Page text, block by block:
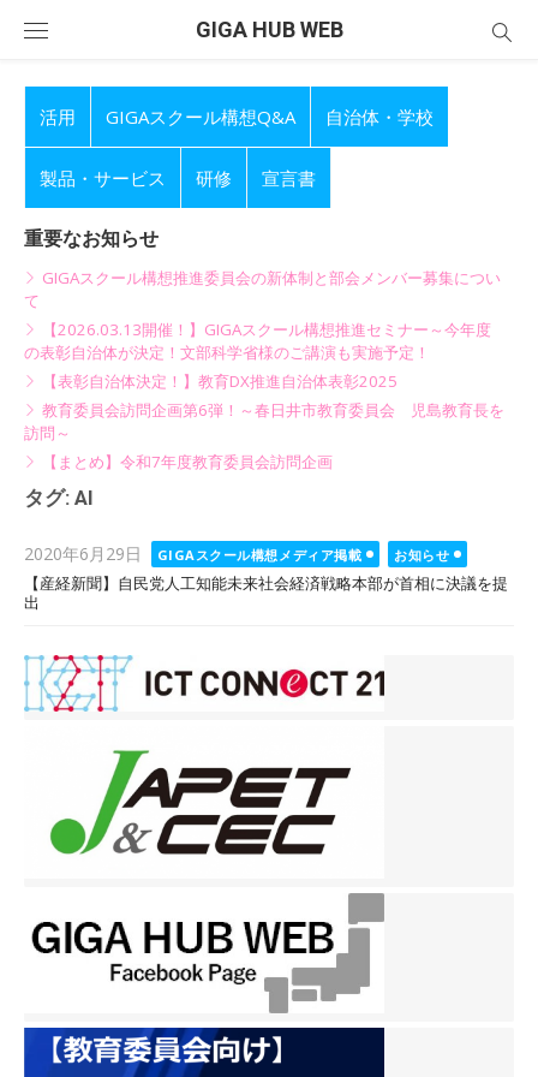
GIGA HUB WEB
活用 GIGAスクール構想Q&A 自治体・学校
製品・サービス 研修 宣言書
重要なお知らせ
GIGAスクール構想推進委員会の新体制と部会メンバー募集につい
て
【2026.03.13開催！】GIGAスクール構想推進セミナー～今年度
の表彰自治体が決定！文部科学省様のご講演も実施予定！
【表彰自治体決定！】教育DX推進自治体表彰2025
教育委員会訪問企画第6弾！～春日井市教育委員会 児島教育長を
訪問～
【まとめ】令和7年度教育委員会訪問企画
タグ: AI
Posted
on
2020年6月29日 GIGAスクール構想メディア掲載
お知らせ
【産経新聞】自民党人工知能未来社会経済戦略本部が首相に決議を提
出